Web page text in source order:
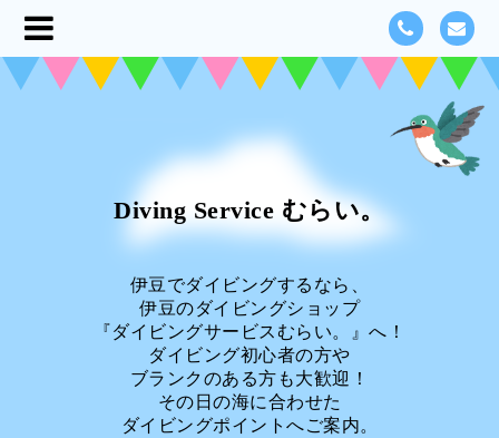
Diving Service むらい。
伊豆でダイビングするなら、
伊豆のダイビングショップ
『ダイビングサービスむらい。』へ！
ダイビング初心者の方や
ブランクのある方も大歓迎！
その日の海に合わせた
ダイビングポイントへご案内。